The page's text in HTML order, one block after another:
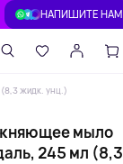
НАПИШИТЕ НАМ
жидк. унц.)
мыло
245 мл (8,3